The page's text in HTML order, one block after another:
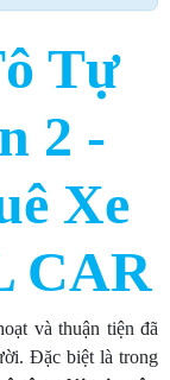
Tự
2 -
Xe
CAR
và thuận tiện đã
Đặc biệt là trong